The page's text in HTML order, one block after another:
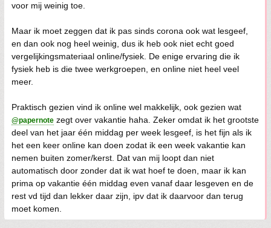
voor mij weinig toe.
Maar ik moet zeggen dat ik pas sinds corona ook wat lesgeef,
en dan ook nog heel weinig, dus ik heb ook niet echt goed
vergelijkingsmateriaal online/fysiek. De enige ervaring die ik
fysiek heb is die twee werkgroepen, en online niet heel veel
meer.
Praktisch gezien vind ik online wel makkelijk, ook gezien wat
@papernote zegt over vakantie haha. Zeker omdat ik het grootste
deel van het jaar één middag per week lesgeef, is het fijn als ik
het een keer online kan doen zodat ik een week vakantie kan
nemen buiten zomer/kerst. Dat van mij loopt dan niet
automatisch door zonder dat ik wat hoef te doen, maar ik kan
prima op vakantie één middag even vanaf daar lesgeven en de
rest vd tijd dan lekker daar zijn, ipv dat ik daarvoor dan terug
moet komen.